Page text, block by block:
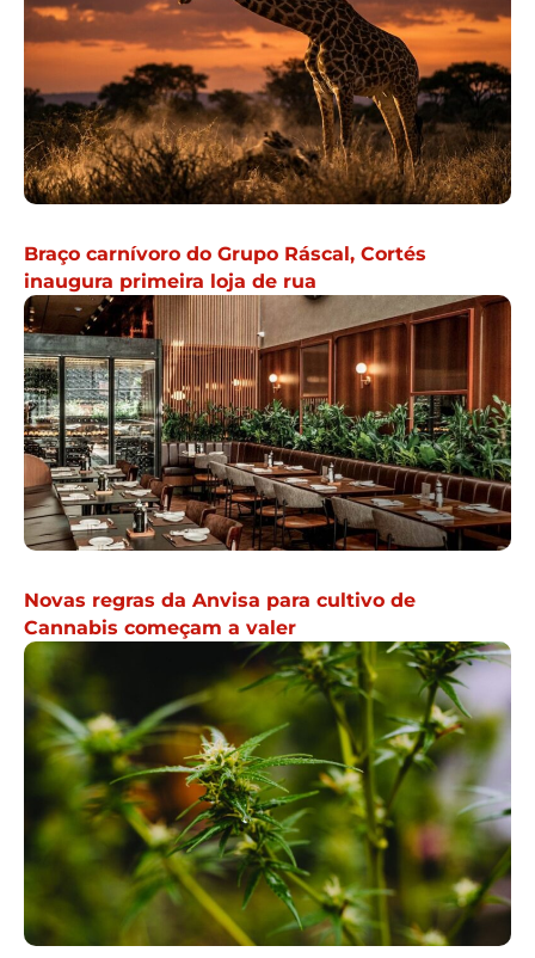
Braço carnívoro do Grupo Ráscal, Cortés
inaugura primeira loja de rua
Novas regras da Anvisa para cultivo de
Cannabis começam a valer